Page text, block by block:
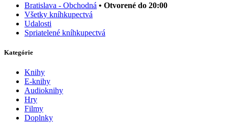
Bratislava - Obchodná • Otvorené do 20:00
Všetky kníhkupectvá
Udalosti
Spriatelené kníhkupectvá
Kategórie
Knihy
E-knihy
Audioknihy
Hry
Filmy
Doplnky